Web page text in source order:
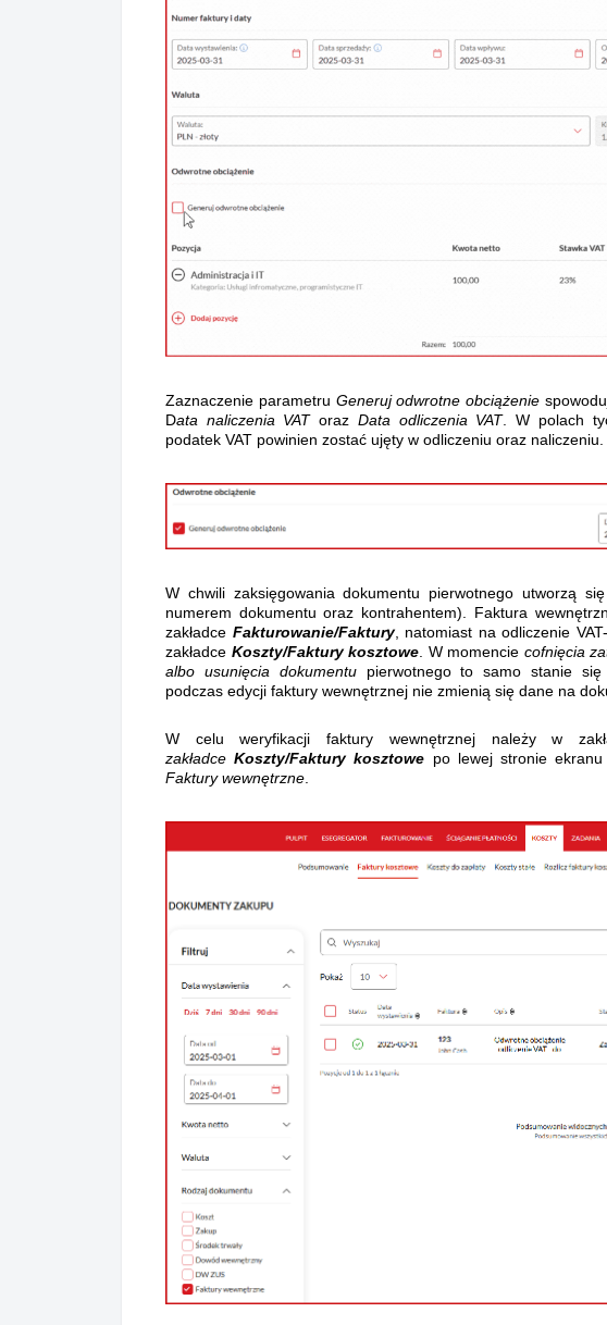
Zaznaczenie parametru Generuj odwrotne obciążenie
Data naliczenia VAToraz Data odliczenia VAT. W polach
podatek VAT powinien zostać ujęty w odliczeniu oraz naliczeniu.
W chwili zaksięgowania dokumentu pierwotnego utworzą
numerem dokumentu oraz kontrahentem). Faktura
zakładce Fakturowanie/Faktury, natomiast na odliczenie
zakładce Koszty/Faktury kosztowe . W momencie cofnięcia
albo usunięcia dokumentupierwotnego to samo stanie się
podczas edycji faktury wewnętrznej nie zmienią się dane na
W celu weryfikacji faktury wewnętrznej należy w
zakładce Koszty/Faktury kosztowe po lewej stronie
Faktury wewnętrzne